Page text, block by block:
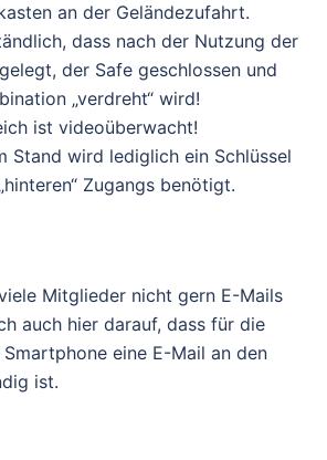
an der Geländezufahrt.
dass nach der Nutzung der
der Safe geschlossen und
„verdreht“ wird!
ist videoüberwacht!
Stand wird lediglich ein Schlüssel
Zugangs benötigt.
Mitglieder nicht gern E-Mails
auch hier darauf, dass für die
eine E-Mail an den
ist.